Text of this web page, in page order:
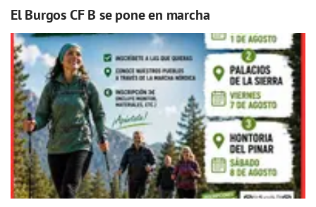
El Burgos CF B se pone en marcha